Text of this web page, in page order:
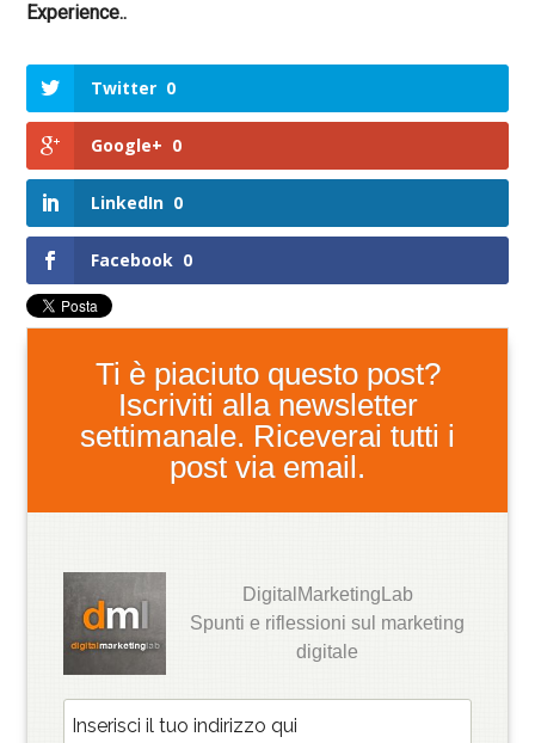
Experience..
Twitter 0
Google+ 0
LinkedIn 0
Facebook 0
Ti è piaciuto questo post?
Iscriviti alla newsletter
settimanale. Riceverai tutti i
post via email.
DigitalMarketingLab
Spunti e riflessioni sul marketing
digitale